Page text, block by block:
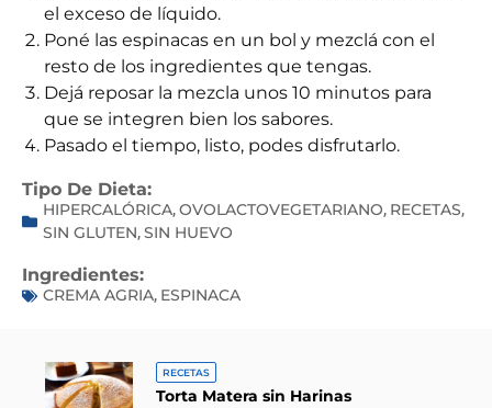
el exceso de líquido.
Poné las espinacas en un bol y mezclá con el
resto de los ingredientes que tengas.
Dejá reposar la mezcla unos 10 minutos para
que se integren bien los sabores.
Pasado el tiempo, listo, podes disfrutarlo.
Tipo De Dieta:
HIPERCALÓRICA,OVOLACTOVEGETARIANO, RECETAS,
SIN GLUTEN,SIN HUEVO
Ingredientes:
CREMA AGRIA, ESPINACA
RECETAS
Torta Matera sin Harinas